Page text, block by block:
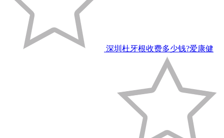
深圳杜牙根收费多少钱?爱康健